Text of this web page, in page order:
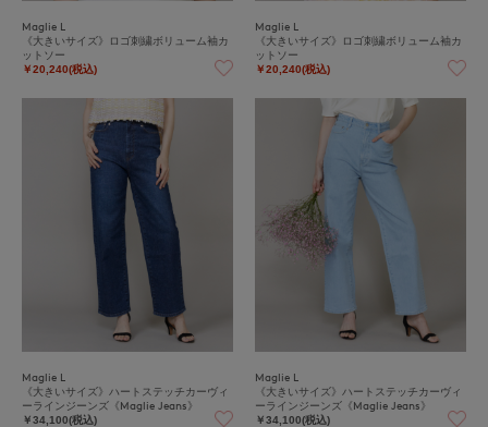
Maglie L
《大きいサイズ》ロゴ刺繍ボリューム袖カ
ットソー
￥20,240(税込)
Maglie L
《大きいサイズ》ロゴ刺繍ボリューム袖カ
ットソー
￥20,240(税込)
Maglie L
《大きいサイズ》ハートステッチカーヴィ
ーラインジーンズ《Maglie Jeans》
￥34,100(税込)
Maglie L
《大きいサイズ》ハートステッチカーヴィ
ーラインジーンズ《Maglie Jeans》
￥34,100(税込)